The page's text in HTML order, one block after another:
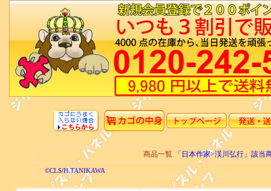
商品一覧 「日本作家>渓川弘行」該
©CLS/H.TANIKAWA